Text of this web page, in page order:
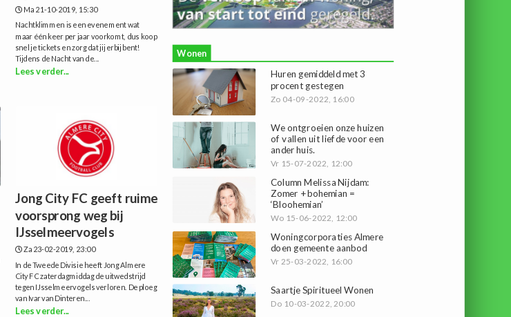
Ma 21-10-2019, 15:30
Nachtklimmen is een evenement wat
maar één keer per jaar voorkomt, dus koop
snel je tickets en zorg dat jij erbij bent!
Tijdens de Nacht van de...
Lees verder...
Jong City FC geeft ruime
voorsprong weg bij
IJsselmeervogels
Za 23-02-2019, 23:00
In de Tweede Divisie heeft Jong Almere
City FC zaterdagmiddag de uitwedstrijd
tegen IJsselmeervogels verloren. De ploeg
van Ivar van Dinteren...
Lees verder...
Wonen
Huren gemiddeld met 3
procent gestegen
Zo 04-09-2022, 16:00
We ontgroeien onze huizen
of vallen uit liefde voor een
ander huis.
Vr 15-07-2022, 12:00
Column Melissa Nijdam:
Zomer + bohemian =
‘Bloohemian’
Wo 15-06-2022, 12:00
Woningcorporaties Almere
doen gemeente aanbod
Vr 25-03-2022, 16:00
Saartje Spiritueel Wonen
Do 10-03-2022, 20:00